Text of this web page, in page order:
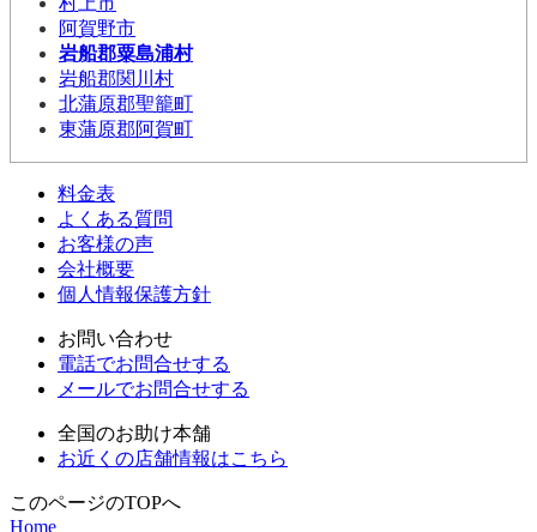
阿賀野市
岩船郡粟島浦村
岩船郡関川村
北蒲原郡聖籠町
東蒲原郡阿賀町
料金表
よくある質問
お客様の声
会社概要
個人情報保護方針
お問い合わせ
電話でお問合せする
メールでお問合せする
全国のお助け本舗
お近くの店舗情報はこちら
このページのTOPへ
Home